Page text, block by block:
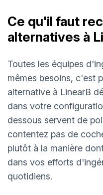
Ce qu'il faut
alternatives à
Toutes les équipes
mêmes besoins, c'est
alternative à LinearB
dans votre
dessous servent de
contentez pas de
plutôt à la manière
dans vos efforts
quotidiens.